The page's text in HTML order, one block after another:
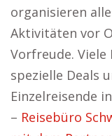
organisieren
Aktivitäten vor
Vorfreude.
spezielle Deals
Einzelreisende
– Reisebüro